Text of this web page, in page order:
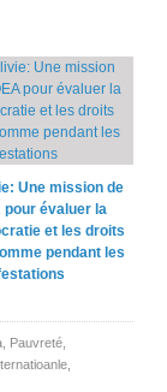
Une mission de
pour évaluer la
et les droits
pendant les
Pauvreté